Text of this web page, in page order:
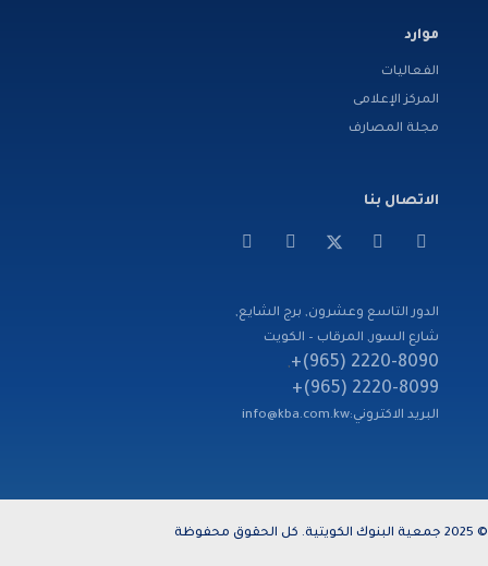
الاتصال بنا
الدور التاسع وعشرون, برج الشايع,
شارع السور, المرقاب – الكويت
2220-8090 (965)+
,
2220-8099 (965)+
البريد الاكتروني:info@kba.com.kw
موارد
الفعاليات
المركز الإعلامى
مجلة المصارف
© 2025 جمعية البنوك الكويتية. كل الحقوق محفوظة